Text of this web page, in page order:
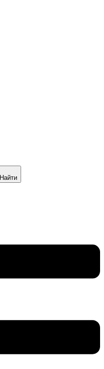
Найти